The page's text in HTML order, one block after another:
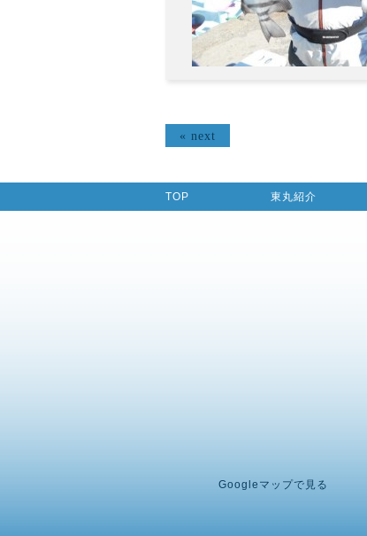
« next
TOP 東丸紹介
Googleマップで見る